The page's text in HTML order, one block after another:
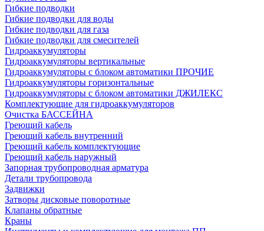
Гибкие подводки
Гибкие подводки для воды
Гибкие подводки для газа
Гибкие подводки для смесителей
Гидроаккумуляторы
Гидроаккумуляторы вертикальные
Гидроаккумуляторы с блоком автоматики ПРОЧИЕ
Гидроаккумуляторы горизонтальные
Гидроаккумуляторы с блоком автоматики ДЖИЛЕКС
Комплектующие для гидроаккумуляторов
Очистка БАССЕЙНА
Греющий кабель
Греющий кабель внутренний
Греющий кабель комплектующие
Греющий кабель наружный
Запорная трубопроводная арматура
Детали трубопровода
Задвижки
Затворы дисковые поворотные
Клапаны обратные
Краны